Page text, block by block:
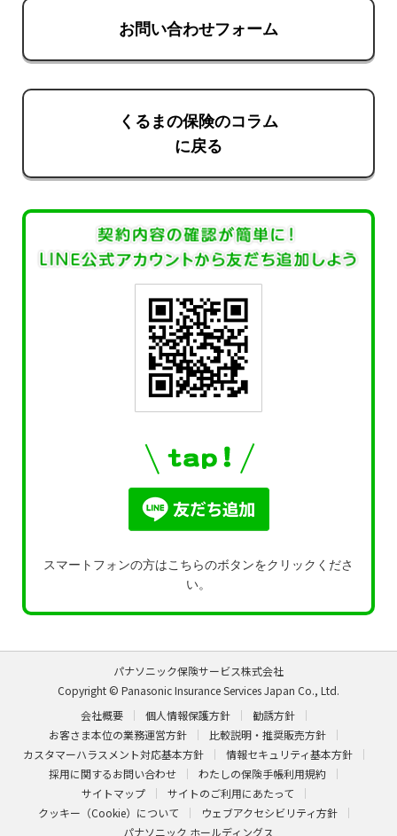
お問い合わせフォーム
くるまの保険のコラム
に戻る
スマートフォンの方はこちらのボタンをクリックくださ
い。
パナソニック保険サービス株式会社
Copyright © Panasonic Insurance Services Japan Co., Ltd.
会社概要
個人情報保護方針
勧誘方針
お客さま本位の業務運営方針
比較説明・推奨販売方針
カスタマーハラスメント対応基本方針
情報セキュリティ基本方針
採用に関するお問い合わせ
わたしの保険手帳利用規約
サイトマップ
サイトのご利用にあたって
クッキー（Cookie）について
ウェブアクセシビリティ方針
パナソニック ホールディングス